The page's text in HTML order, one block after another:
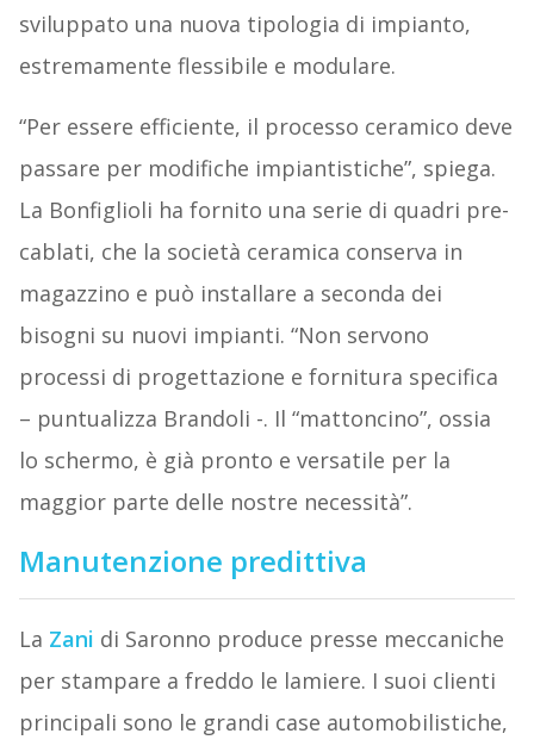
sviluppato una nuova tipologia di impianto,
estremamente flessibile e modulare.
“Per essere efficiente, il processo ceramico deve
passare per modifiche impiantistiche”, spiega.
La Bonfiglioli ha fornito una serie di quadri pre-
cablati, che la società ceramica conserva in
magazzino e può installare a seconda dei
bisogni su nuovi impianti. “Non servono
processi di progettazione e fornitura specifica
– puntualizza Brandoli -. Il “mattoncino”, ossia
lo schermo, è già pronto e versatile per la
maggior parte delle nostre necessità”.
Manutenzione predittiva
La Zani di Saronno produce presse meccaniche
per stampare a freddo le lamiere. I suoi clienti
principali sono le grandi case automobilistiche,